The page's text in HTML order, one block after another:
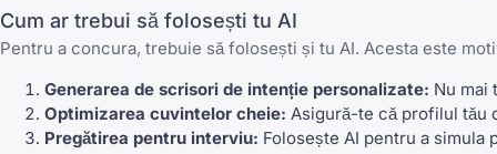
Cum ar trebui să folosești tu AI
Pentru a concura, trebuie să folosești și tu AI. Acesta este
Generarea de scrisori de intenție personalizate: Nu mai
Optimizarea cuvintelor cheie: Asigură-te că profilul tău
Pregătirea pentru interviu: Folosește AI pentru a